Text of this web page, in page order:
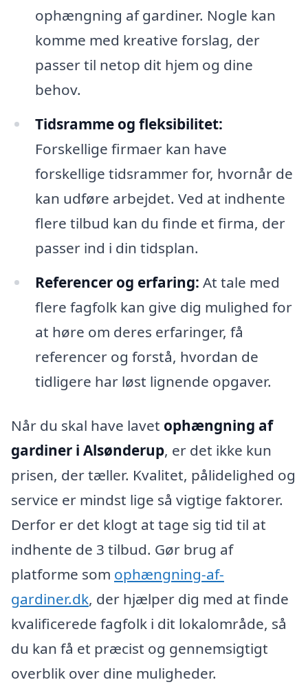
ophængning af gardiner. Nogle kan
komme med kreative forslag, der
passer til netop dit hjem og dine
behov.
Tidsramme og fleksibilitet:
Forskellige firmaer kan have
forskellige tidsrammer for, hvornår de
kan udføre arbejdet. Ved at indhente
flere tilbud kan du finde et firma, der
passer ind i din tidsplan.
Referencer og erfaring: At tale med
flere fagfolk kan give dig mulighed for
at høre om deres erfaringer, få
referencer og forstå, hvordan de
tidligere har løst lignende opgaver.
Når du skal have lavet ophængning af
gardiner i Alsønderup, er det ikke kun
prisen, der tæller. Kvalitet, pålidelighed og
service er mindst lige så vigtige faktorer.
Derfor er det klogt at tage sig tid til at
indhente de 3 tilbud. Gør brug af
platforme som ophængning-af-
gardiner.dk, der hjælper dig med at finde
kvalificerede fagfolk i dit lokalområde, så
du kan få et præcist og gennemsigtigt
overblik over dine muligheder.